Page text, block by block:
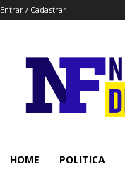
Entrar / Cadastrar
HOME POLITICA